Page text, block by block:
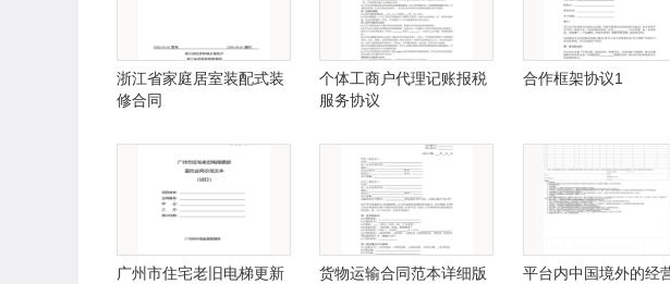
浙江省家庭居室装配式装
修合同
个体工商户代理记账报税
服务协议
合作框架协议1
广州市住宅老旧电梯更新 货物运输合同范本详细版 平台内中国境外的经